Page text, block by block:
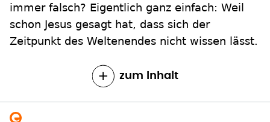
immer falsch? Eigentlich ganz einfach: Weil
schon Jesus gesagt hat, dass sich der
Zeitpunkt des Weltenendes nicht wissen lässt.
zum Inhalt